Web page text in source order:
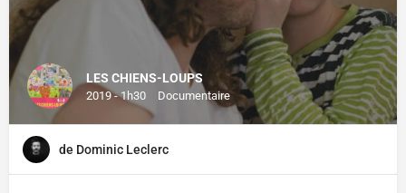
LES CHIENS-LOUPS
2019 - 1h30 Documentaire
de Dominic Leclerc